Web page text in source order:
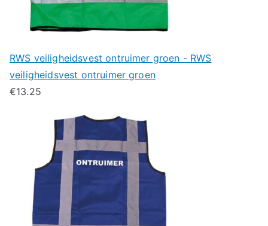
RWS veiligheidsvest ontruimer groen - RWS
veiligheidsvest ontruimer groen
€13.25